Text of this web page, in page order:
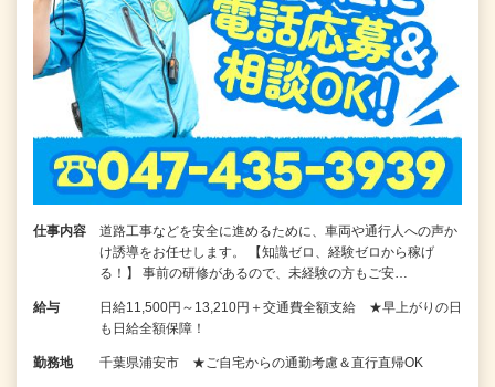
仕事内容
道路工事などを安全に進めるために、車両や通行人への声か
け誘導をお任せします。 【知識ゼロ、経験ゼロから稼げ
る！】 事前の研修があるので、未経験の方もご安…
給与
日給11,500円～13,210円＋交通費全額支給 ★早上がりの日
も日給全額保障！
勤務地 千葉県浦安市 ★ご自宅からの通勤考慮＆直行直帰OK